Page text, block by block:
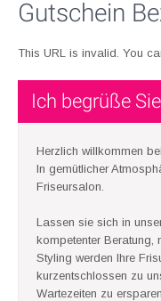
Gutschein
This URL is invalid. You
Ich begrüße
Herzlich willkommen
In gemütlicher
Friseursalon.
Lassen sie sich in
kompetenter
Styling werden Ihre
kurzentschlossen zu
Wartezeiten zu